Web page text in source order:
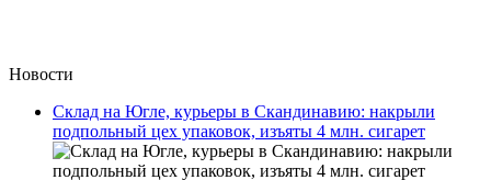
Новости
Склад на Югле, курьеры в Скандинавию: накрыли
подпольный цех упаковок, изъяты 4 млн. сигарет